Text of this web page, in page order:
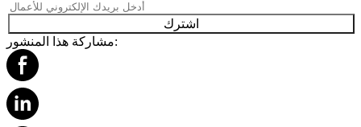
اشترك
مشاركة هذا المنشور: